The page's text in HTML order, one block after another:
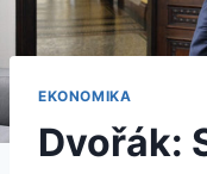
EKONOMIKA
Dvořák: